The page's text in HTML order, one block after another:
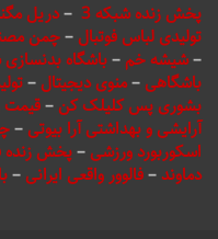
پخش زنده شبکه 3 –دریل
تولیدی لباس فوتبال –چمن
–شیشه خم–باشگاه
باشگاهی –منوی دیجیتال –
بشوری پس کلیلک کن –قیمت
آرایشی و بهداشتی آرا بیوتی –
اسکوربورد ورزشی –پخش زنده
دماوند–فالوور واقعی ایرانی –